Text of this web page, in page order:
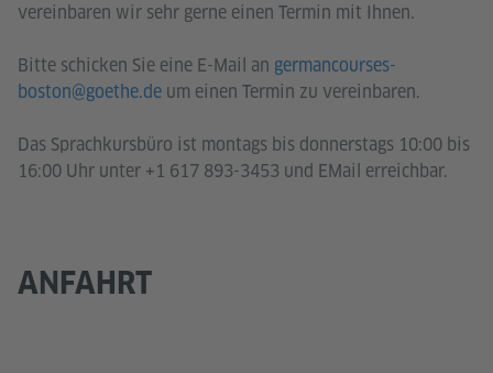
vereinbaren wir sehr gerne einen Termin mit Ihnen.
Bitte schicken Sie eine E-Mail an germancourses-
boston@goethe.de um einen Termin zu vereinbaren.
Das Sprachkursbüro ist montags bis donnerstags 10:00 bis
16:00 Uhr unter +1 617 893-3453 und EMail erreichbar.
ANFAHRT